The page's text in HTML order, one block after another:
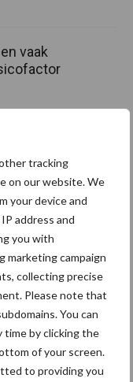
tracking
on our website. We
your device and
address and
you with
marketing campaign
collecting precise
Please note that
You can
time by clicking the
of your screen.
to providing you
vaak
en
in
Fokkerij